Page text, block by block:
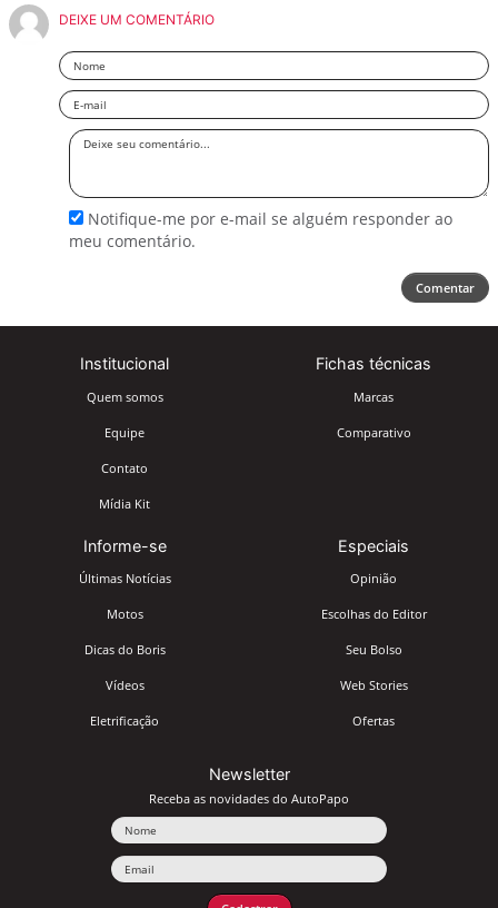
DEIXE UM COMENTÁRIO
Nome
Email
Deixe
Notifique-me por e-mail se alguém responder ao
meu comentário.
Comentar
Institucional
Quem somos
Equipe
Contato
Mídia Kit
Fichas técnicas
Marcas
Comparativo
Informe-se
Últimas Notícias
Motos
Dicas do Boris
Vídeos
Eletrificação
Especiais
Opinião
Escolhas do Editor
Seu Bolso
Web Stories
Ofertas
Newsletter
Receba as novidades do AutoPapo